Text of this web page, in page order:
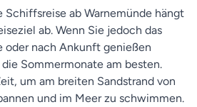
ab Warnemünde hängt
ab. Wenn Sie jedoch das
oder nach Ankunft genießen
Sommermonate am besten.
um am breiten Sandstrand von
und im Meer zu schwimmen.